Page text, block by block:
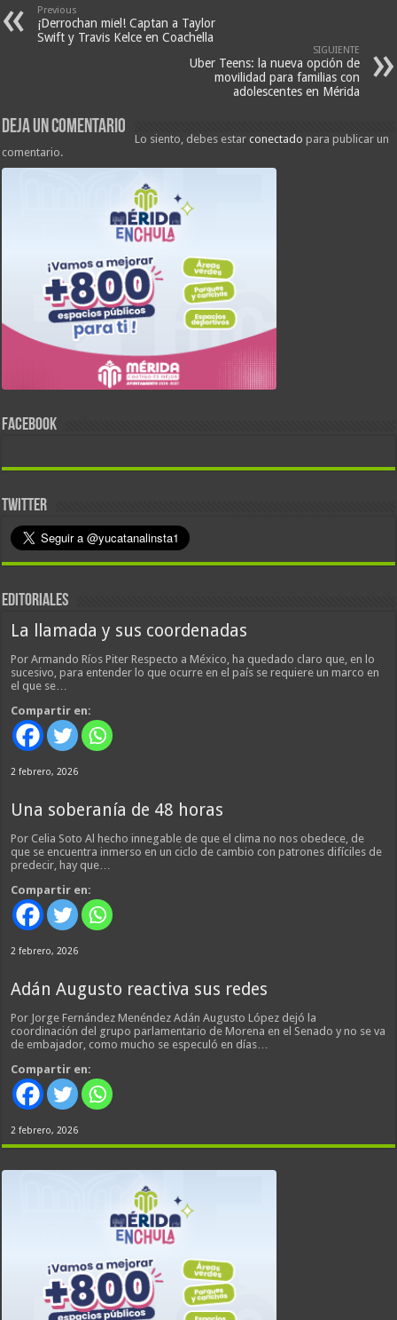
Previous
¡Derrochan miel! Captan a Taylor
Swift y Travis Kelce en Coachella
SIGUIENTE
Uber Teens: la nueva opción de
movilidad para familias con
adolescentes en Mérida
Deja un comentario
Lo siento, debes estarconectado para publicar un
comentario.
FACEBOOK
TWITTER
EDITORIALES
La llamada y sus coordenadas
Por Armando Ríos Piter Respecto a México, ha quedado claro que, en lo
sucesivo, para entender lo que ocurre en el país se requiere un marco en
el que se…
Compartir en:
2 febrero, 2026
Una soberanía de 48 horas
Por Celia Soto Al hecho innegable de que el clima no nos obedece, de
que se encuentra inmerso en un ciclo de cambio con patrones difíciles de
predecir, hay que…
Compartir en:
2 febrero, 2026
Adán Augusto reactiva sus redes
Por Jorge Fernández Menéndez Adán Augusto López dejó la
coordinación del grupo parlamentario de Morena en el Senado y no se va
de embajador, como mucho se especuló en días…
Compartir en:
2 febrero, 2026